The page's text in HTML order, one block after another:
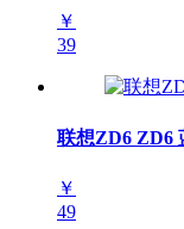
￥
39
联想ZD6 ZD6
￥
49